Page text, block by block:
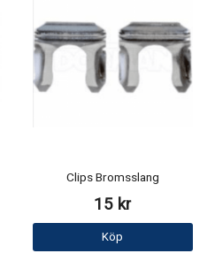
Clips Bromsslang
15 kr
Köp